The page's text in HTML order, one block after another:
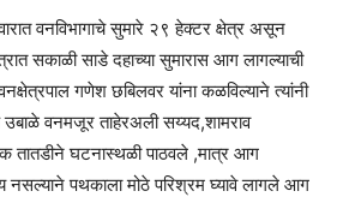
वनविभागाचे सुमारे २९ हेक्टर क्षेत्र असून
सकाळी साडे दहाच्या सुमारास आग लागल्याची
गणेश छबिलवर यांना कळविल्याने त्यांनी
उबाळे वनमजूर ताहेरअली सय्यद,शामराव
तातडीने घटनास्थळी पाठवले ,मात्र आग
नसल्याने पथकाला मोठे परिश्रम घ्यावे लागले आग